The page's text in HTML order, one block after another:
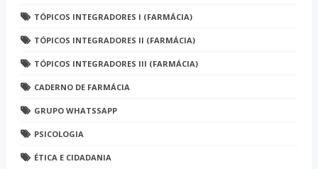
TÓPICOS INTEGRADORES I (FARMÁCIA)
TÓPICOS INTEGRADORES II (FARMÁCIA)
TÓPICOS INTEGRADORES III (FARMÁCIA)
CADERNO DE FARMÁCIA
GRUPO WHATSSAPP
PSICOLOGIA
ÉTICA E CIDADANIA